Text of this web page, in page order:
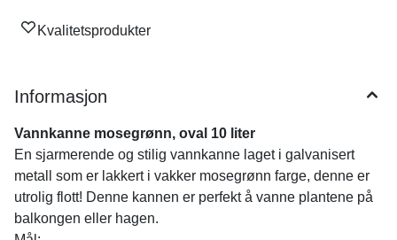
Kvalitetsprodukter
Informasjon
Vannkanne mosegrønn, oval 10 liter
En sjarmerende og stilig vannkanne laget i galvanisert
metall som er lakkert i vakker mosegrønn farge, denne er
utrolig flott! Denne kannen er perfekt å vanne plantene på
balkongen eller hagen.